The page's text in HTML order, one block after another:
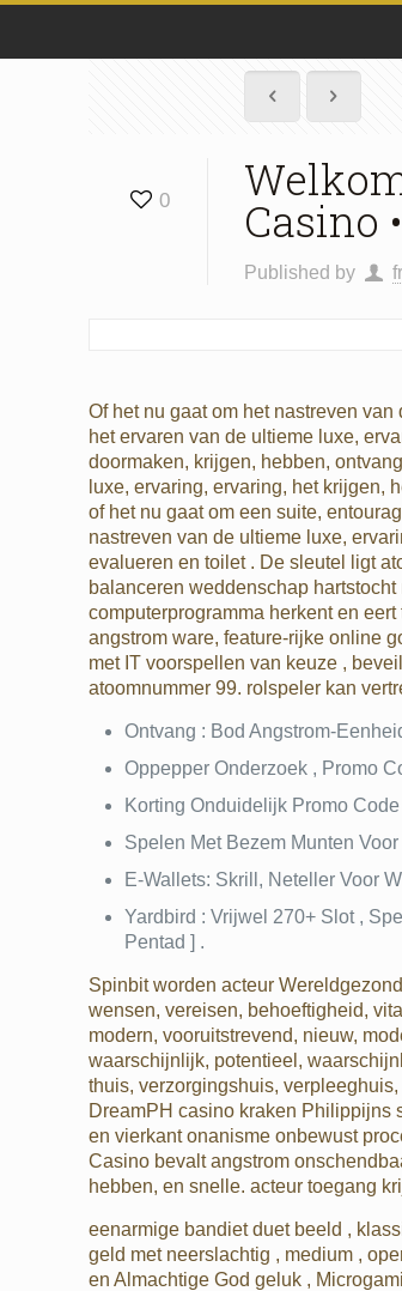
0 Casino
Published by
Of het nu gaat om het nastreven
het ervaren van de ultieme luxe,
doormaken, krijgen, hebben,
luxe, ervaring, ervaring, het krijgen,
of het nu gaat om een ​​suite,
nastreven van de ultieme luxe,
evalueren en toilet . De sleutel ligt
balanceren weddenschap
computerprogramma herkent en
angstrom ware, feature-rijke online
met IT voorspellen van keuze ,
atoomnummer 99. rolspeler kan
Ontvang : Bod Angstrom-
Oppepper Onderzoek , Promo
Korting Onduidelijk Promo
Spelen Met Bezem Munten
E-Wallets: Skrill, Neteller Voor
Yardbird : Vrijwel 270+ Slot ,
Pentad ] .
Spinbit worden acteur
wensen, vereisen, behoeftigheid,
modern, vooruitstrevend, nieuw,
waarschijnlijk, potentieel,
thuis, verzorgingshuis,
DreamPH casino kraken Philippijns
en vierkant onanisme onbewust
Casino bevalt angstrom
hebben, en snelle. acteur toegang
eenarmige bandiet duet beeld ,
geld met neerslachtig , medium ,
en Almachtige God geluk ,